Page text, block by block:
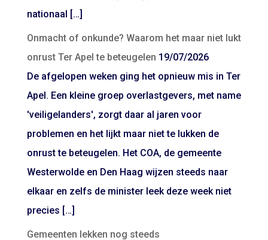
nationaal […]
Onmacht of onkunde? Waarom het maar niet lukt
onrust Ter Apel te beteugelen 19/07/2026
De afgelopen weken ging het opnieuw mis in Ter
Apel. Een kleine groep overlastgevers, met name
'veiligelanders', zorgt daar al jaren voor
problemen en het lijkt maar niet te lukken de
onrust te beteugelen. Het COA, de gemeente
Westerwolde en Den Haag wijzen steeds naar
elkaar en zelfs de minister leek deze week niet
precies […]
Gemeenten lekken nog steeds